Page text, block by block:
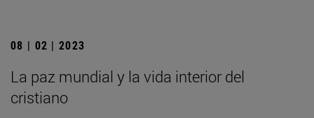
08 | 02 | 2023
La paz mundial y la vida interior del
cristiano